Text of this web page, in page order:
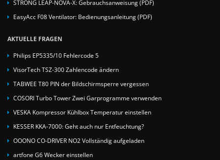
STRONG LEAP-NOVA-X: Gebrauchsanweisung (PDF)
EasyAcc F08 Ventilator: Bedienungsanleitung (PDF)
AKTUELLE FRAGEN
Philips EP5335/10 Fehlercode 5
VisorTech TSZ-300 Zahlencode ändern
TABWEE T80 PIN der Bildschirmsperre vergessen
COSORI Turbo Tower Zwei Garprogramme verwenden
VESKA Kompressor Kühlbox Temperatur einstellen
KESSER KKA-7000: Geht auch nur Entfeuchtung?
OOONO CO-DRIVER NO2 Vollständig aufgeladen
artfone G6 Wecker einstellen